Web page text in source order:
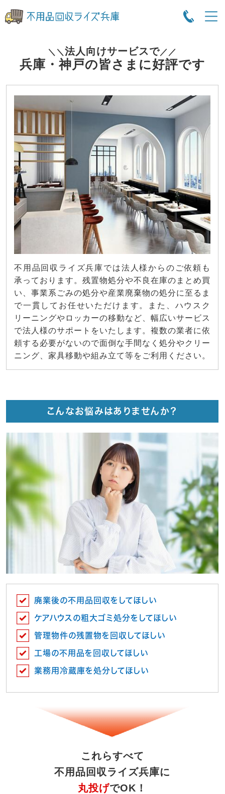
＼＼ 法人向けサービスで／／
兵庫・神戸の皆さまに好評です
不用品回収ライズ兵庫では法人様からのご依頼も
承っております。残置物処分や不良在庫のまとめ買
い、事業系ごみの処分や産業廃棄物の処分に至るま
で一貫してお任せいただけます。また、ハウスク
リーニングやロッカーの移動など、幅広いサービス
で法人様のサポートをいたします。複数の業者に依
頼する必要がないので面倒な手間なく処分やクリー
ニング、家具移動や組み立て等をご利用ください。
こんなお悩みはありませんか？
廃業後の不用品回収をしてほしい
ケアハウスの粗大ゴミ処分をしてほしい
管理物件の残置物を回収してほしい
工場の不用品を回収してほしい
業務用冷蔵庫を処分してほしい
これらすべて
不用品回収ライズ兵庫に
丸投げでOK！